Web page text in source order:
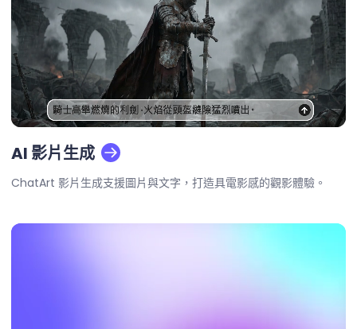
AI 影片生成
ChatArt 影片生成支援圖片與文字，打造具電影感的觀影體驗。